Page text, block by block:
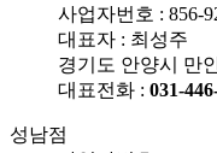
사업자번호 : 856-
대표자 : 최성주
경기도 안양시 만
대표전화 : 031-
성남점